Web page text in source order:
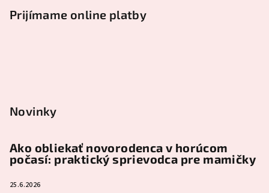
Prijímame online platby
Novinky
Ako obliekať novorodenca v horúcom
počasí: praktický sprievodca pre mamičky
25.6.2026